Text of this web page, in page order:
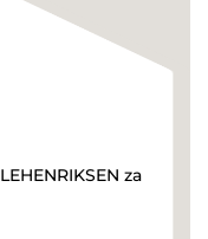
za